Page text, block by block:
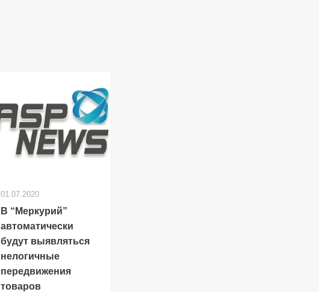
01.07.2020
В “Меркурий”
автоматически
будут выявляться
нелогичные
передвижения
товаров